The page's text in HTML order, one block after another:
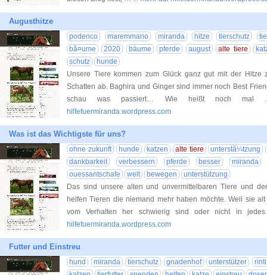
Augusthitze
podenco maremmano miranda hitze tierschutz
bã¤ume
2020 bäume pferde august alte tiere
schutz
hunde
Unsere Tiere kommen zum Glück ganz gut mit der Hitze
Schatten ab. Baghira und Ginger sind immer noch Best
schau was passiert… Wie heißt noch mal
hilfefuermiranda.wordpress.com
Was ist das Wichtigste für uns?
ohne zukunft hunde katzen alte tiere
unterstã¼tzung
dankbarkeit
verbessern pferde besser
miranda
ouessantschafe
welt bewegen
unterstützung
Das sind unsere alten und unvermittelbaren Tiere und
helfen Tieren die niemand mehr haben möchte. Weil sie
vom Verhalten her schwierig sind oder nicht in
hilfefuermiranda.wordpress.com
Futter und Einstreu
hund miranda tierschutz gnadenhof unterstützer
rinti